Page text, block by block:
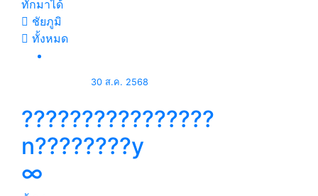
ทักมาได้
ชัยภูมิ
ทั้งหมด
30 ส.ค. 2568
????????????????
n????????y
∞